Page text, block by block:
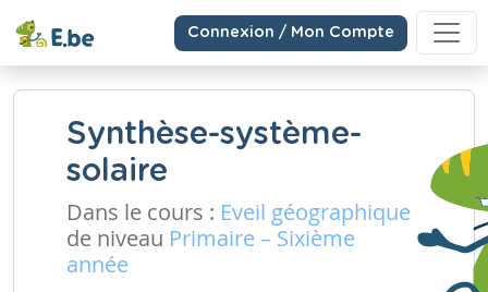
Connexion / Mon Compte
Synthèse-système-
solaire
Dans le cours : Eveil géographique
de niveau Primaire – Sixième
année